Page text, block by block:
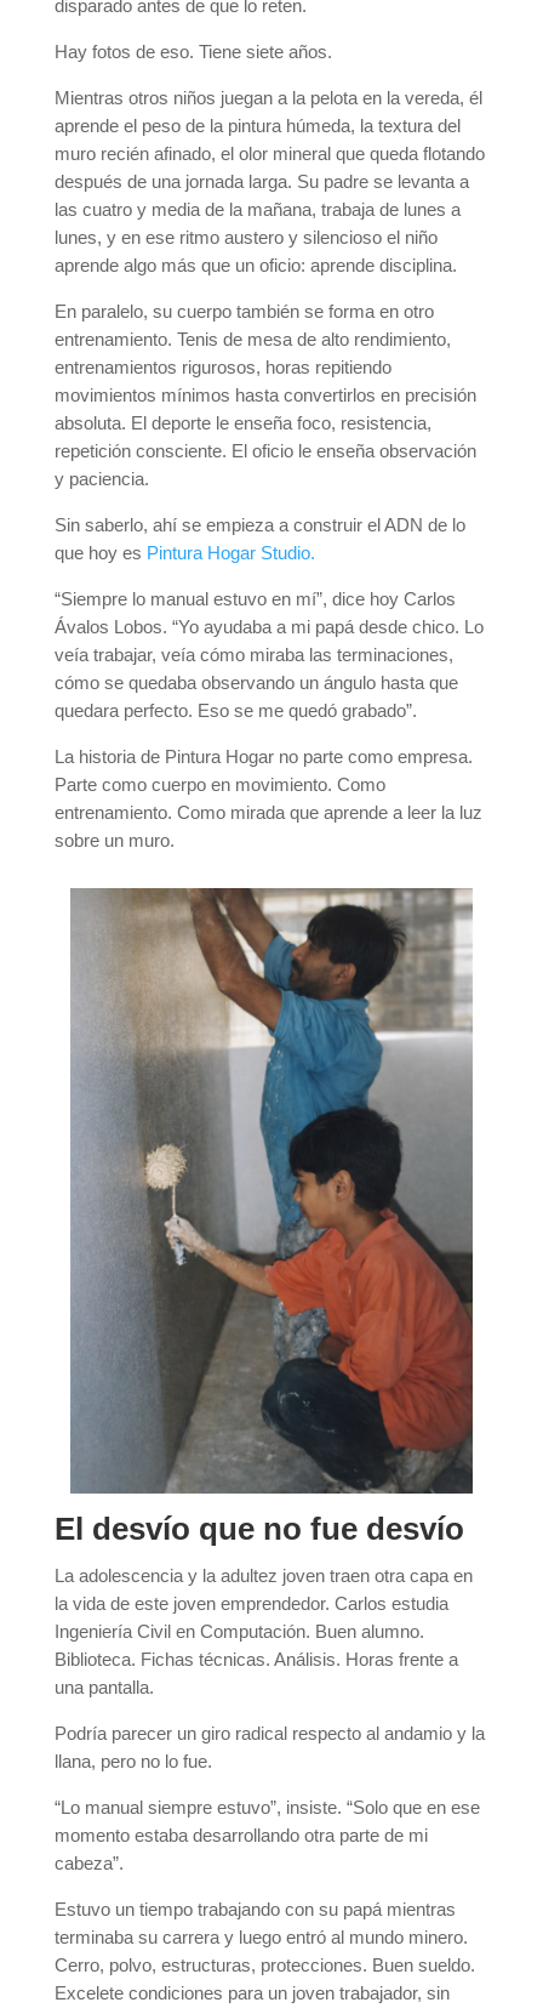
disparado antes de que lo reten.
Hay fotos de eso. Tiene siete años.
Mientras otros niños juegan a la pelota en la vereda, él
aprende el peso de la pintura húmeda, la textura del
muro recién afinado, el olor mineral que queda flotando
después de una jornada larga. Su padre se levanta a
las cuatro y media de la mañana, trabaja de lunes a
lunes, y en ese ritmo austero y silencioso el niño
aprende algo más que un oficio: aprende disciplina.
En paralelo, su cuerpo también se forma en otro
entrenamiento. Tenis de mesa de alto rendimiento,
entrenamientos rigurosos, horas repitiendo
movimientos mínimos hasta convertirlos en precisión
absoluta. El deporte le enseña foco, resistencia,
repetición consciente. El oficio le enseña observación
y paciencia.
Sin saberlo, ahí se empieza a construir el ADN de lo
que hoy es Pintura Hogar Studio.
“Siempre lo manual estuvo en mí”, dice hoy Carlos
Ávalos Lobos. “Yo ayudaba a mi papá desde chico. Lo
veía trabajar, veía cómo miraba las terminaciones,
cómo se quedaba observando un ángulo hasta que
quedara perfecto. Eso se me quedó grabado”.
La historia de Pintura Hogar no parte como empresa.
Parte como cuerpo en movimiento. Como
entrenamiento. Como mirada que aprende a leer la luz
sobre un muro.
El desvío que no fue desvío
La adolescencia y la adultez joven traen otra capa en
la vida de este joven emprendedor. Carlos estudia
Ingeniería Civil en Computación. Buen alumno.
Biblioteca. Fichas técnicas. Análisis. Horas frente a
una pantalla.
Podría parecer un giro radical respecto al andamio y la
llana, pero no lo fue.
“Lo manual siempre estuvo”, insiste. “Solo que en ese
momento estaba desarrollando otra parte de mi
cabeza”.
Estuvo un tiempo trabajando con su papá mientras
terminaba su carrera y luego entró al mundo minero.
Cerro, polvo, estructuras, protecciones. Buen sueldo.
Excelete condiciones para un joven trabajador, sin